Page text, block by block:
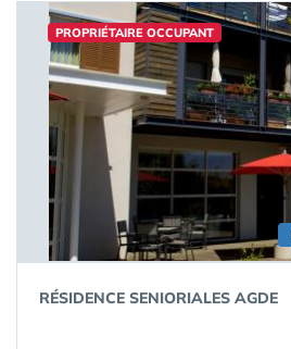
PROPRIÉTAIRE OCCUPANT
RÉSIDENCE SENIORIALES AGDE